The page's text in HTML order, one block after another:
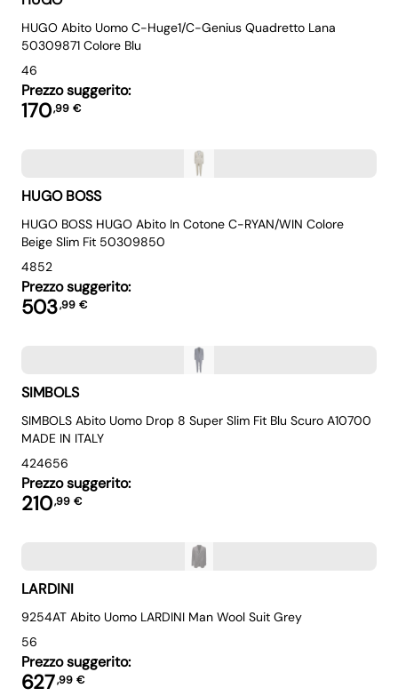
HUGO Abito Uomo C-Huge1/C-Genius Quadretto Lana
50309871 Colore Blu
46
Prezzo suggerito:
170,99 €
HUGO BOSS
HUGO BOSS HUGO Abito In Cotone C-RYAN/WIN Colore
Beige Slim Fit 50309850
4852
Prezzo suggerito:
503,99 €
SIMBOLS
SIMBOLS Abito Uomo Drop 8 Super Slim Fit Blu Scuro A10700
MADE IN ITALY
424656
Prezzo suggerito:
210,99 €
LARDINI
9254AT Abito Uomo LARDINI Man Wool Suit Grey
56
Prezzo suggerito:
627,99 €